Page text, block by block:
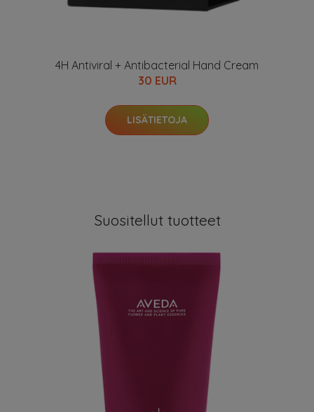
4H Antiviral + Antibacterial Hand Cream
30 EUR
LISÄTIETOJA
Suositellut tuotteet